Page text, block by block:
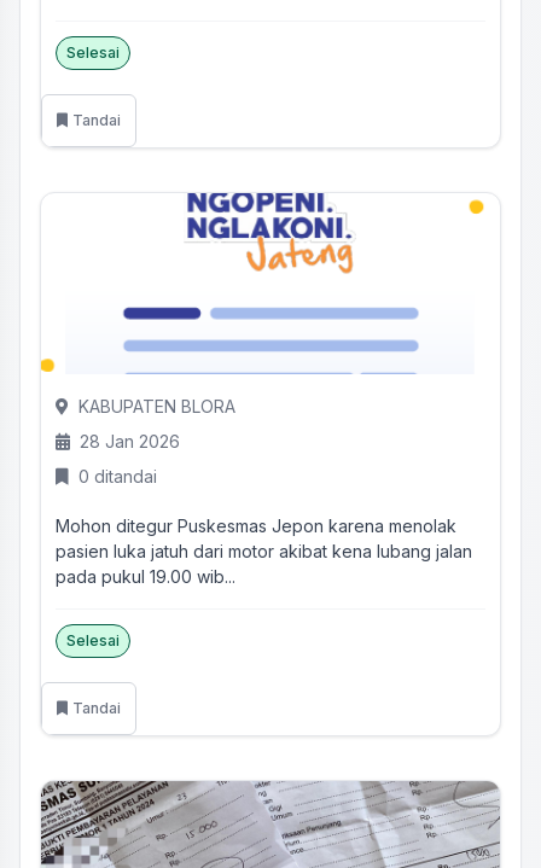
Selesai
Tandai
KABUPATEN BLORA
28 Jan 2026
0 ditandai
Mohon ditegur Puskesmas Jepon karena menolak
pasien luka jatuh dari motor akibat kena lubang jalan
pada pukul 19.00 wib...
Selesai
Tandai